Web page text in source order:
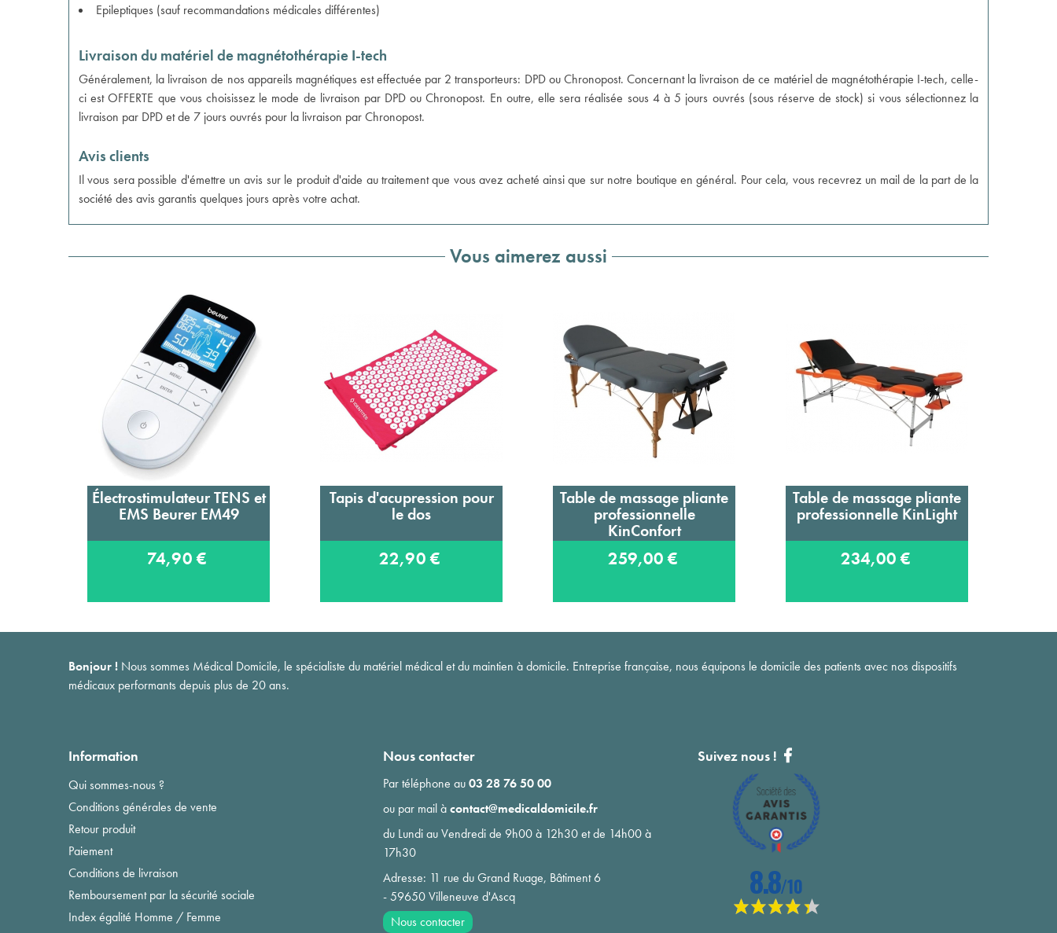
Epileptiques (sauf recommandations médicales différentes)
Livraison du matériel de magnétothérapie I-tech
Généralement, la livraison de nos appareils magnétiques est effectuée par 2 transporteurs: DPD ou Chronopost. Concernant la livraison de ce matériel de magnétothérapie I-tech, celle-
ci est OFFERTE que vous choisissez le mode de livraison par DPD ou Chronopost. En outre, elle sera réalisée sous 4 à 5 jours ouvrés (sous réserve de stock) si vous sélectionnez la
livraison par DPD et de 7 jours ouvrés pour la livraison par Chronopost.
Avis clients
Il vous sera possible d'émettre un avis sur le produit d'aide au traitement que vous avez acheté ainsi que sur notre boutique en général. Pour cela, vous recevrez un mail de la part de la
société des avis garantis quelques jours après votre achat.
Vous aimerez aussi
Ajouter au panier
Électrostimulateur TENS et
EMS Beurer EM49
74,90 €
Ajouter au panier
Tapis d'acupression pour
le dos
22,90 €
Ajouter au panier
Table de massage pliante
professionnelle
KinConfort
259,00 €
Ajouter au panier
Table de massage pliante
professionnelle KinLight
234,00 €
Bonjour ! Nous sommes Médical Domicile, le spécialiste du matériel médical et du maintien à domicile. Entreprise française, nous équipons le domicile des patients avec nos dispositifs
médicaux performants depuis plus de 20 ans.
Information
Qui sommes-nous ?
Conditions générales de vente
Retour produit
Paiement
Conditions de livraison
Remboursement par la sécurité sociale
Index égalité Homme / Femme
Nous contacter
Par téléphone au03 28 76 50 00
ou par mail àcontact@medicaldomicile.fr
du Lundi au Vendredi de 9h00 à 12h30 et de 14h00 à
17h30
Adresse: 11 rue du Grand Ruage, Bâtiment 6
- 59650 Villeneuve d'Ascq
Nous contacter
Suivez nous !